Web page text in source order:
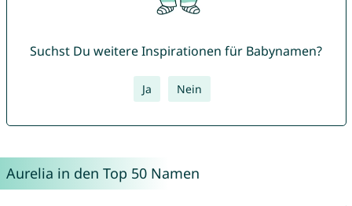
Suchst Du weitere Inspirationen für Babynamen?
Ja Nein
Aurelia in den Top 50 Namen